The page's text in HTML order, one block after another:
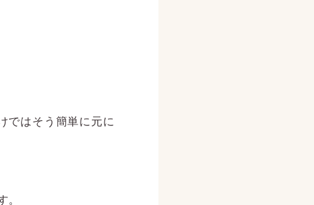
ではそう簡単に元に